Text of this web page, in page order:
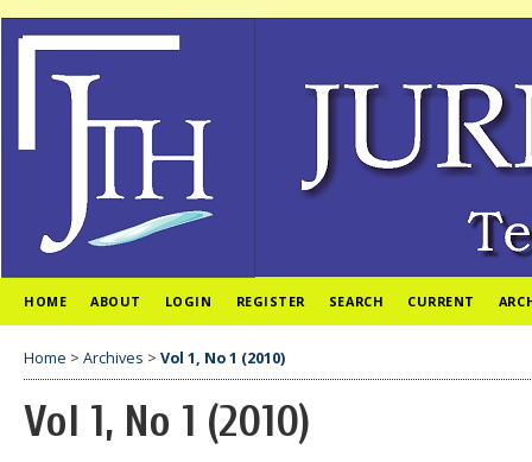
HOME ABOUT LOGIN REGISTER SEARCH CURRENT
Home > Archives > Vol 1, No 1 (2010)
Vol 1, No 1 (2010)